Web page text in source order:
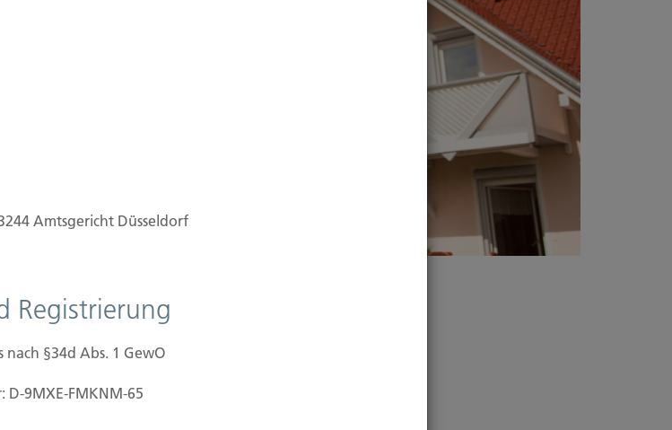
Haftpflichtversicherung
Haus- und
den Fall, dass ein anderer
Amtsgericht Düsseldorf
Registrierung
§34d Abs. 1 GewO
9MXE-FMKNM-65